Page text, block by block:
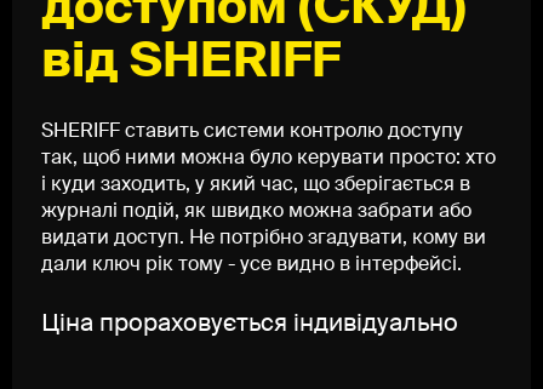
доступом (СКУД)
від SHERIFF
SHERIFF ставить системи контролю доступу
так, щоб ними можна було керувати просто: хто
і куди заходить, у який час, що зберігається в
журналі подій, як швидко можна забрати або
видати доступ. Не потрібно згадувати, кому ви
дали ключ рік тому - усе видно в інтерфейсі.
Ціна прораховується індивідуально